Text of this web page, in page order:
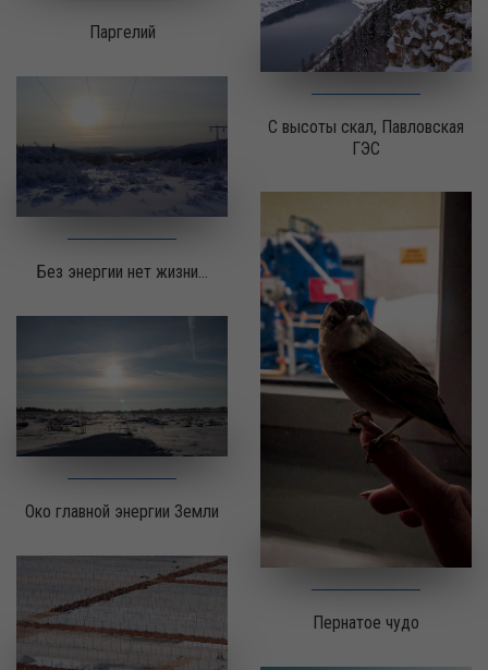
Паргелий
С высоты скал, Павловская
ГЭС
Без энергии нет жизни...
Пернатое чудо
Око главной энергии Земли